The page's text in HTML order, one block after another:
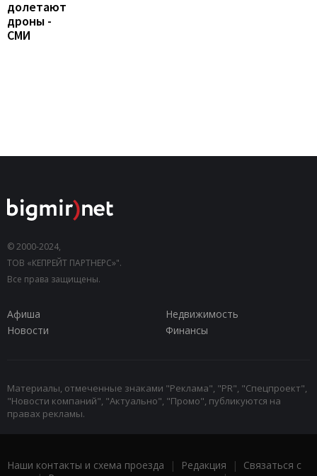
долетают
дроны -
СМИ
© 2000-2024,
ТОВ «КЕПРЕЙТ ПАРТНЕРС»".
Все права защищены.
Афиша
Недвижимость
Новости
Финансы
Материалы, отмеченные знаками "Реклама", "PR", "Спецпроект",
"Новости компаний", "Актуально", "Промо", публикуются на
правах рекламы.
Наши контакты и схема проезда | Редакция | Связаться с